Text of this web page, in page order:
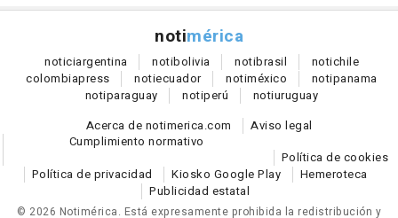
notimérica
noticiargentina notibolivia notibrasil notichile
colombiapress notiecuador notiméxico notipanama
notiparaguay notiperú notiuruguay
Acerca de notimerica.com
Aviso legal
Cumplimiento normativo
Política de cookies
Política de privacidad
Kiosko Google Play
Hemeroteca
Publicidad estatal
© 2026 Notimérica. Está expresamente prohibida la redistribución y